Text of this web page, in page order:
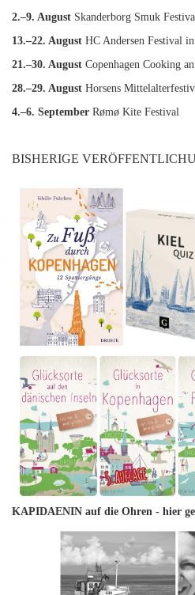
2.–9. August Skanderborg Smuk
13.–22. August HC Andersen Festival in
21.–30. August Copenhagen Cooking
28.–29. August Horsens
4.–6. September Rømø Kite Festival
BISHERIGE
KAPIDAENIN auf die Ohren - hier